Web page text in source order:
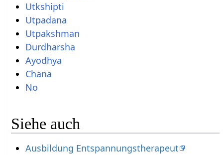
Utkshipti
Utpadana
Utpakshman
Durdharsha
Ayodhya
Chana
No
Siehe auch
Ausbildung Entspannungstherapeut